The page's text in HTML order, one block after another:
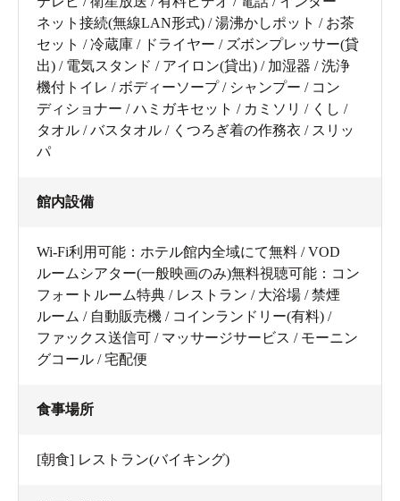
ネット接続(無線LAN形式) / 湯沸かしポット / お茶
セット / 冷蔵庫 / ドライヤー / ズボンプレッサー(貸
出) / 電気スタンド / アイロン(貸出) / 加湿器 / 洗浄
機付トイレ / ボディーソープ / シャンプー / コン
ディショナー / ハミガキセット / カミソリ / くし /
タオル / バスタオル / くつろぎ着の作務衣 / スリッ
パ
館内設備
Wi-Fi利用可能：ホテル館内全域にて無料 / VOD
ルームシアター(一般映画のみ)無料視聴可能：コン
フォートルーム特典 / レストラン / 大浴場 / 禁煙
ルーム / 自動販売機 / コインランドリー(有料) /
ファックス送信可 / マッサージサービス / モーニン
グコール / 宅配便
食事場所
[朝食] レストラン(バイキング)